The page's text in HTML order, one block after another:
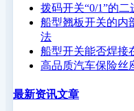
拨码开关“0/1”的
船型翘板开关的内
法
船型开关能否焊接
高品质汽车保险丝
最新资讯文章